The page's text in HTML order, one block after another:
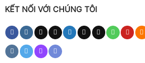
KẾT NỐI VỚI CHÚNG TÔI